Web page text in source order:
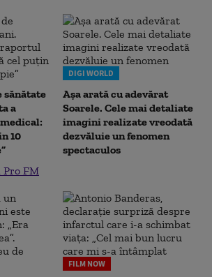
sănătate
a
10
Pro FM
DIGI WORLD
Așa arată cu adevărat
Soarele. Cele mai detaliate
imagini realizate vreodată
dezvăluie un fenomen
spectaculos
FILM NOW